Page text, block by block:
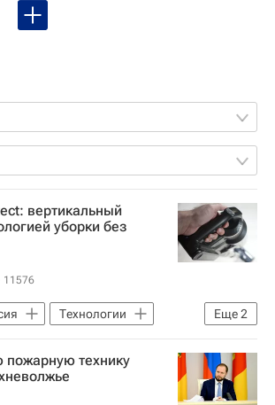
вертикальный
уборки без
11576
Еще2
Технологии
пожарную технику